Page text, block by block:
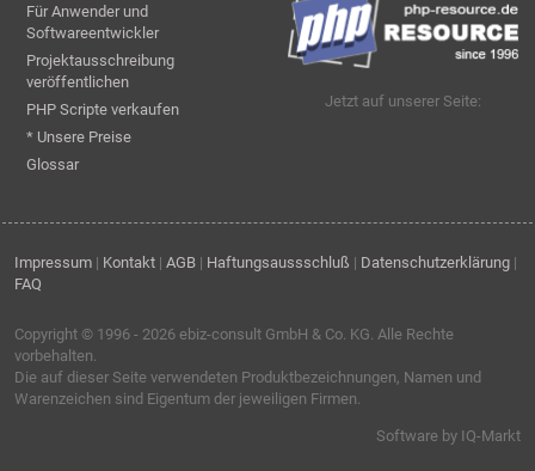
Für Anwender und
Softwareentwickler
Projektausschreibung
veröffentlichen
PHP Scripte verkaufen
* Unsere Preise
Glossar
Jetzt auf unserer Seite:
Impressum | Kontakt | AGB | Haftungsaussschluß | Datenschutzerklärung |
FAQ
Copyright © 1996 - 2026 ebiz-consult GmbH & Co. KG. Alle Rechte
vorbehalten.
Die auf dieser Seite verwendeten Produktbezeichnungen, Namen und
Warenzeichen sind Eigentum der jeweiligen Firmen.
Software by IQ-Markt